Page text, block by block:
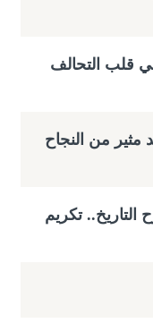
قلب التحالف
مثير من النجاح
التاريخ.. تكريم